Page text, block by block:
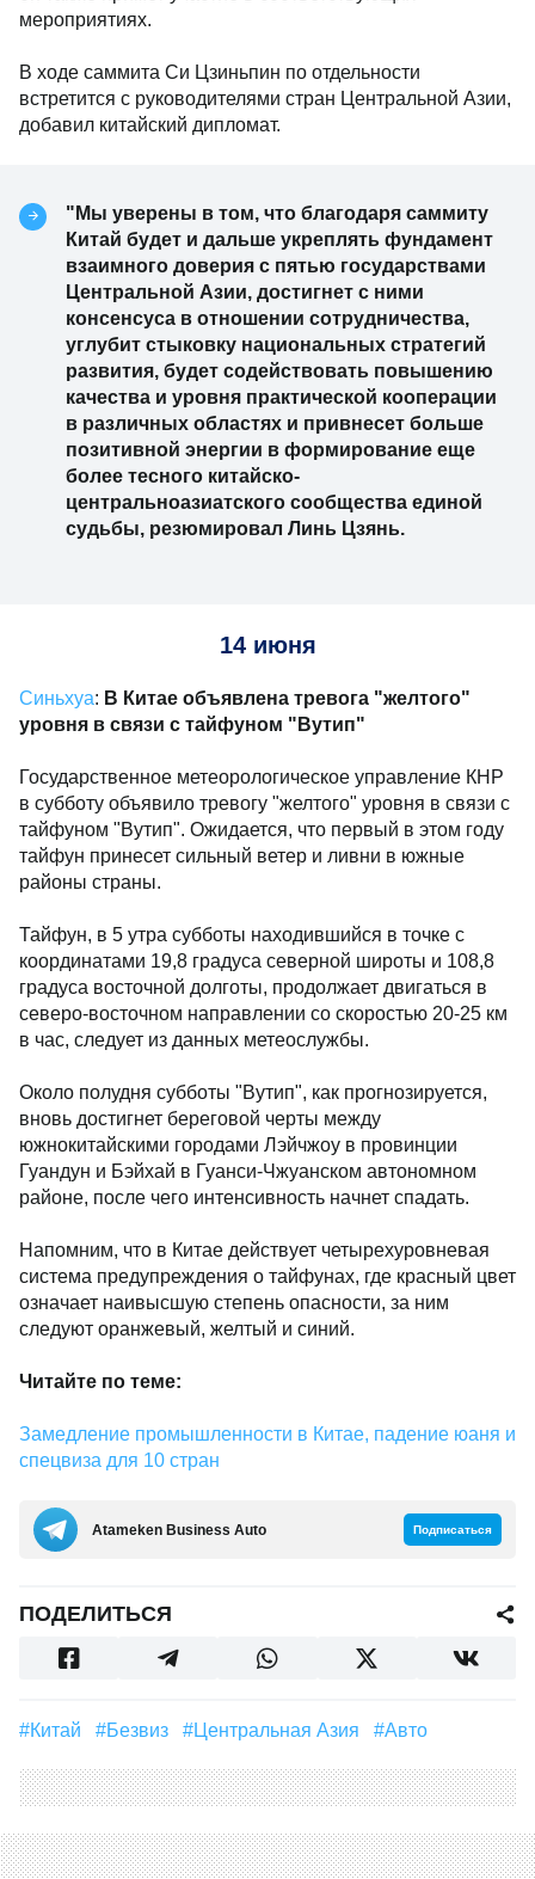
мероприятиях.
В ходе саммита Си Цзиньпин по отдельности
встретится с руководителями стран Центральной Азии,
добавил китайский дипломат.
"Мы уверены в том, что благодаря саммиту
Китай будет и дальше укреплять фундамент
взаимного доверия с пятью государствами
Центральной Азии, достигнет с ними
консенсуса в отношении сотрудничества,
углубит стыковку национальных стратегий
развития, будет содействовать повышению
качества и уровня практической кооперации
в различных областях и привнесет больше
позитивной энергии в формирование еще
более тесного китайско-
центральноазиатского сообщества единой
судьбы, резюмировал Линь Цзянь.
14 июня
Синьхуа: В Китае объявлена тревога "желтого"
уровня в связи с тайфуном "Вутип"
Государственное метеорологическое управление КНР
в субботу объявило тревогу "желтого" уровня в связи с
тайфуном "Вутип". Ожидается, что первый в этом году
тайфун принесет сильный ветер и ливни в южные
районы страны.
Тайфун, в 5 утра субботы находившийся в точке с
координатами 19,8 градуса северной широты и 108,8
градуса восточной долготы, продолжает двигаться в
северо-восточном направлении со скоростью 20-25 км
в час, следует из данных метеослужбы.
Около полудня субботы "Вутип", как прогнозируется,
вновь достигнет береговой черты между
южнокитайскими городами Лэйчжоу в провинции
Гуандун и Бэйхай в Гуанси-Чжуанском автономном
районе, после чего интенсивность начнет спадать.
Напомним, что в Китае действует четырехуровневая
система предупреждения о тайфунах, где красный цвет
означает наивысшую степень опасности, за ним
следуют оранжевый, желтый и синий.
Читайте по теме:
Замедление промышленности в Китае, падение юаня и
спецвиза для 10 стран
Аtameken Business Auto Подписаться
ПОДЕЛИТЬСЯ
#Китай #безвиз #Центральная Азия #Авто